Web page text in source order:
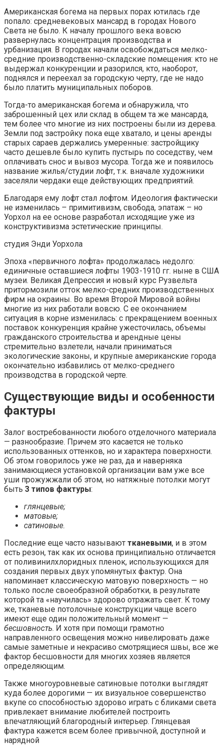
Американская богема на первых порах ютилась где
попало: средневековых мансард в городах Нового
Света не было. К началу прошлого века вовсю
развернулась концентрация производства и
урбанизация. В городах начали освобождаться мелко-
средние производственно-складские помещения: кто не
выдержал конкуренции и разорился, кто, наоборот,
поднялся и переехал за городскую черту, где не надо
было платить муниципальных поборов.
Тогда-то американская богема и обнаружила, что
заброшенный цех или склад в общем та же мансарда,
тем более что многие из них построены были из дерева.
Земли под застройку пока еще хватало, и цены аренды
старых сараев держались умеренные: застройщику
часто дешевле было купить пустырь по соседству, чем
оплачивать снос и вывоз мусора. Тогда же и появилось
название жилья/студии лофт, т.к. вначале художники
заселяли чердаки еще действующих предприятий.
Благодаря ему лофт стал лофтом. Идеология фактически
не изменилась – примитивизм, свобода, эпатаж – но
Уорхол на ее основе разработал исходящие уже из
конструктивизма эстетические принципы.
студия Энди Уорхола
Эпоха «первичного лофта» продолжалась недолго:
единичные оставшиеся лофты 1903-1910 гг. ныне в США
музеи. Великая Депрессия и новый курс Рузвельта
притормозили отток мелко-средних производственных
фирм на окраины. Во время Второй Мировой войны
многие из них работали вовсю. С ее окончанием
ситуация в корне изменилась: с прекращением военных
поставок конкуренция крайне ужесточилась, объемы
гражданского строительства и арендные цены
стремительно взлетели, начали приниматься
экологические законы, и крупные американские города
окончательно избавились от мелко-среднего
производства в городской черте.
Существующие виды и особенности
фактуры
Залог востребованности любого отделочного материала
— разнообразие. Причем это касается не только
использованных оттенков, но и характера поверхности.
Об этом говорилось уже не раз, да и наверняка
занимающиеся установкой организации вам уже все
уши прожужжали об этом, но натяжные потолки могут
быть 3 типов фактуры:
глянцевые;
матовые;
сатиновые.
Последние еще часто называют тканевыми, и в этом
есть резон, так как их основа принципиально отличается
от поливинилхлоридных пленок, использующихся для
создания первых двух упомянутых фактур. Она
напоминает классическую матовую поверхность — но
только после своеобразной обработки, в результате
которой та «научилась» здорово отражать свет. К тому
же, тканевые потолочные конструкции чаще всего
имеют еще один положительный момент —
бесшовность. И хотя при помощи грамотно
направленного освещения можно нивелировать даже
самые заметные и некрасиво смотрящиеся швы, все же
фактор бесшовности для многих хозяев является
определяющим.
Также многоуровневые сатиновые потолки выглядят
куда более дорогими — их визуальное совершенство
вкупе со способностью здорово играть с бликами света
привлекает внимание любителей построить
впечатляющий благородный интерьер. Глянцевая
фактура кажется всем более привычной, доступной и
нарядной